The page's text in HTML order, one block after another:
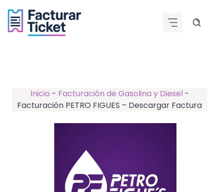
contenido
Inicio - Facturación de Gasolina y Diesel -
Facturación PETRO FIGUES – Descargar Factura